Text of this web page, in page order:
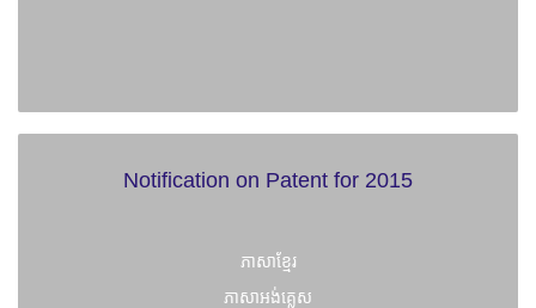
Notification on Patent for 2015
ភាសាខ្មែរ
ភាសាអង់គ្លេស